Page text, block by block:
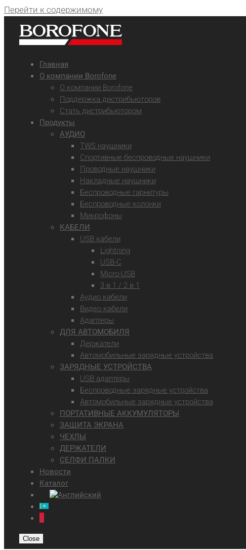
Перейти к содержимому
Главная
О компании Borofone
О компании Borofone
Поддержка дистрибьюторов
Стать дистрибьютором
Продукты
АУДИО
TWS наушники
Спортивные беспроводные наушники
Проводные наушники
Накладные наушники
Беспроводные гарнитуры
Беспроводные колонки
Микрофоны
КАБЕЛИ
USB кабели
Lightning
USB-C
Micro-USB
3 в 1 / 2 в 1
Аудио кабели
Видео кабели
Адаптеры
ДЛЯ АВТОМОБИЛЯ
Держатели
Автомобильные зарядные устройства
ЗАРЯДНЫЕ УСТРОЙСТВА
USB адаптеры
Беспроводные зарядные устройства
Автомобильные зарядные устройства
ПОРТАТИВНЫЕ АККУМУЛЯТОРЫ
ЗАЩИТА ЭКРАНА
ЧЕХЛЫ
ДЕРЖАТЕЛИ
СЕЛФИ ПАЛКИ
Новости
Каталог
0
Close